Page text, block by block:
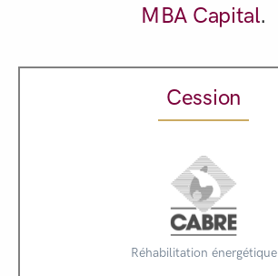
MBA Capital.
Cession
Réhabilitation énergétique